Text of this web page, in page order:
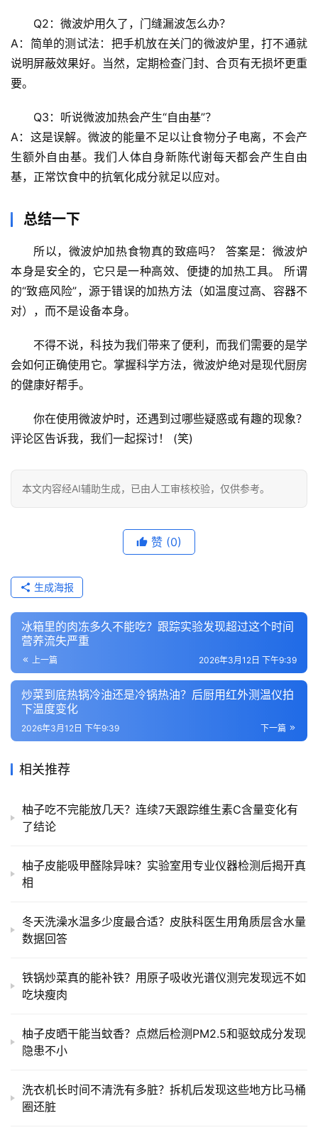
Q2：微波炉用久了，门缝漏波怎么办？
A：简单的测试法：把手机放在关门的微波炉里，打不通就
说明屏蔽效果好。当然，定期检查门封、合页有无损坏更重
要。
Q3：听说微波加热会产生“自由基”？
A：这是误解。微波的能量不足以让食物分子电离，不会产
生额外自由基。我们人体自身新陈代谢每天都会产生自由
基，正常饮食中的抗氧化成分就足以应对。
总结一下
所以， 微波炉加热食物真的致癌吗？ 答案是： 微波炉
本身是安全的，它只是一种高效、便捷的加热工具。
所谓
的“致癌风险”，源于错误的加热方法（如温度过高、容器不
对），而不是设备本身。
不得不说，科技为我们带来了便利，而我们需要的是学
会如何正确使用它。掌握科学方法，微波炉绝对是现代厨房
的健康好帮手。
你在使用微波炉时，还遇到过哪些疑惑或有趣的现象？
评论区告诉我，我们一起探讨！
(笑)
本文内容经AI辅助生成，已由人工审核校验，仅供参考。
赞 (0)
生成海报
冰箱里的肉冻多久不能吃？跟踪实验发现超过这个时间
营养流失严重
上一篇 2026年3月12日 下午9:39
炒菜到底热锅冷油还是冷锅热油？后厨用红外测温仪拍
下温度变化
下一篇
2026年3月12日 下午9:39
相关推荐
柚子吃不完能放几天？连续7天跟踪维生素C含量变化有
了结论
柚子皮能吸甲醛除异味？实验室用专业仪器检测后揭开真
相
冬天洗澡水温多少度最合适？皮肤科医生用角质层含水量
数据回答
铁锅炒菜真的能补铁？用原子吸收光谱仪测完发现远不如
吃块瘦肉
柚子皮晒干能当蚊香？点燃后检测PM2.5和驱蚊成分发现
隐患不小
洗衣机长时间不清洗有多脏？拆机后发现这些地方比马桶
圈还脏